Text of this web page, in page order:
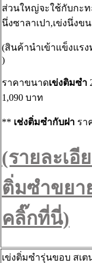
ส่วนใหญ่จะใช้กับกะ
นึ่งซาลาเปา,เข่งนึ่งข
(สินค้านำเข้าแข็งแร
)
ราคาขนาดเข่งติมซำ
1,090 บาท
** เช่งติ่มซำกับฝา รา
(รายละเอี
ติ่มซำขยา
คลิ๊กที่นี่)
เข่งติ่มซำรุ่นขอบ สเต